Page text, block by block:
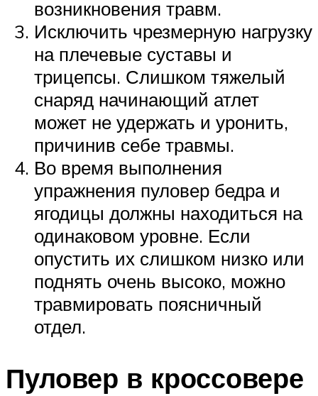
возникновения травм.
Исключить чрезмерную нагрузку
на плечевые суставы и
трицепсы. Слишком тяжелый
снаряд начинающий атлет
может не удержать и уронить,
причинив себе травмы.
Во время выполнения
упражнения пуловер бедра и
ягодицы должны находиться на
одинаковом уровне. Если
опустить их слишком низко или
поднять очень высоко, можно
травмировать поясничный
отдел.
Пуловер в кроссовере